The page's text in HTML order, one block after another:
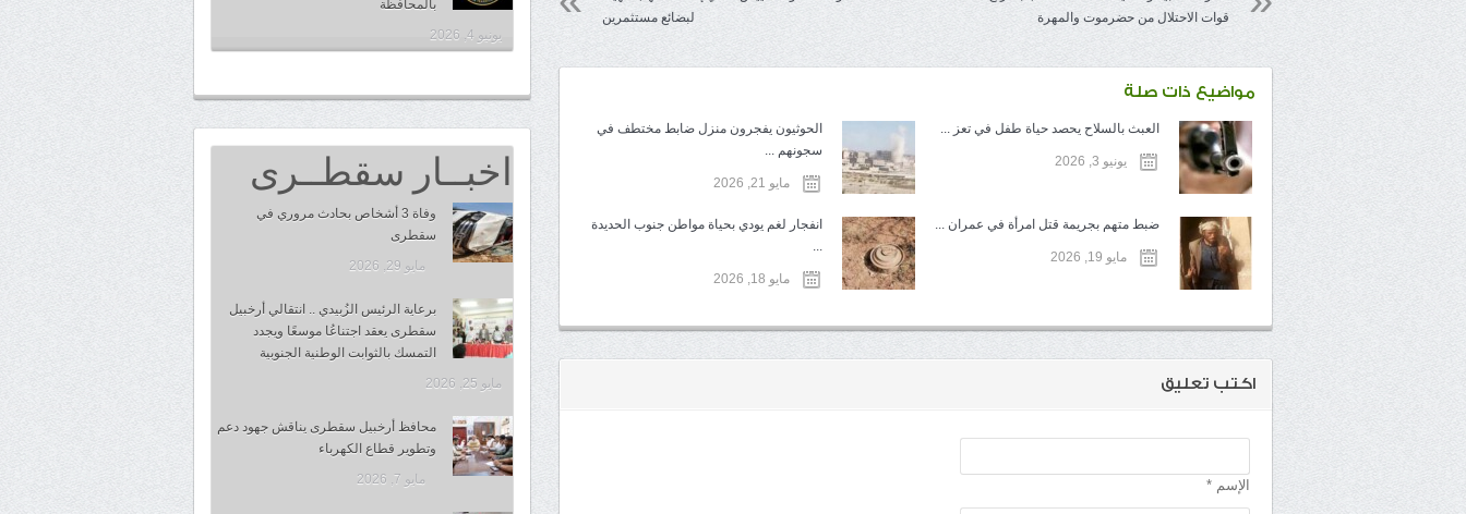
لبضائع مستثمرين
قوات الاحتلال من حضرموت والمهرة
مواضيع ذات صلة
العبث بالسلاح يحصد حياة طفل في تعز ...
يونيو 3, 2026
الحوثيون يفجرون منزل ضابط مختطف في
سجونهم ...
مايو 21, 2026
ضبط متهم بجريمة قتل امرأة في عمران ...
مايو 19, 2026
انفجار لغم يودي بحياة مواطن جنوب الحديدة
...
مايو 18, 2026
اكتب تعليق
الإسم *
بالمحافظة
يونيو 4, 2026
اخبــار سقطــرى
وفاة 3 أشخاص بحادث مروري في
سقطرى
مايو 29, 2026
برعاية الرئيس الزُبيدي .. انتقالي أرخبيل
سقطرى يعقد اجتناعُا موسعًا ويجدد
التمسك بالثوابت الوطنية الجنوبية
مايو 25, 2026
محافظ أرخبيل سقطرى يناقش جهود دعم
وتطوير قطاع الكهرباء
مايو 7, 2026